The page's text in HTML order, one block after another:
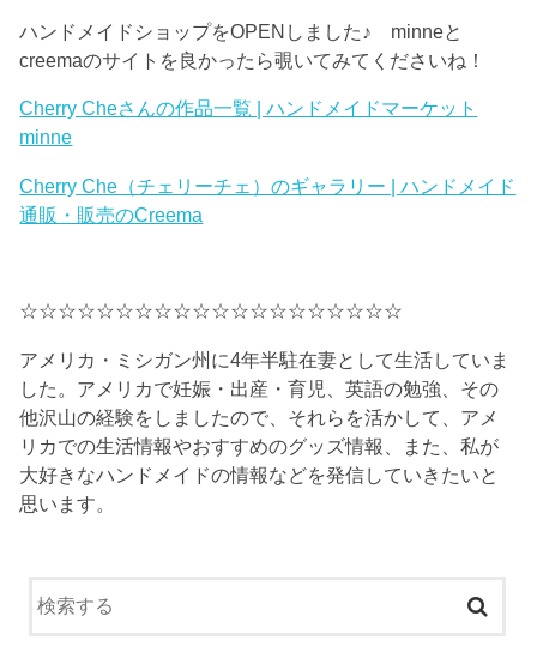
ハンドメイドショップをOPENしました♪ minneと
creemaのサイトを良かったら覗いてみてくださいね！
Cherry Cheさんの作品一覧 | ハンドメイドマーケット
minne
Cherry Che（チェリーチェ）のギャラリー | ハンドメイド
通販・販売のCreema
☆☆☆☆☆☆☆☆☆☆☆☆☆☆☆☆☆☆☆☆
アメリカ・ミシガン州に4年半駐在妻として生活していま
した。アメリカで妊娠・出産・育児、英語の勉強、その
他沢山の経験をしましたので、それらを活かして、アメ
リカでの生活情報やおすすめのグッズ情報、また、私が
大好きなハンドメイドの情報などを発信していきたいと
思います。